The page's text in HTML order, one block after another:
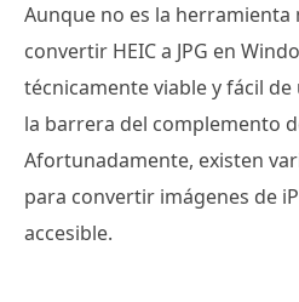
Aunque no es la herramienta
convertir HEIC a JPG en
técnicamente viable y fácil
la barrera del complemento
Afortunadamente, existen
para convertir imágenes de
accesible.